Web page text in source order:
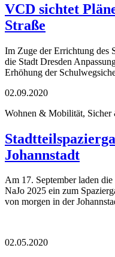
VCD sichtet
Straße
Im Zuge der Errichtung des
die Stadt Dresden
Erhöhung der
02.09.2020
Wohnen & Mobilität,
Johannstadt
Am 17. September laden
NaJo 2025 ein zum
von morgen in der
02.05.2020